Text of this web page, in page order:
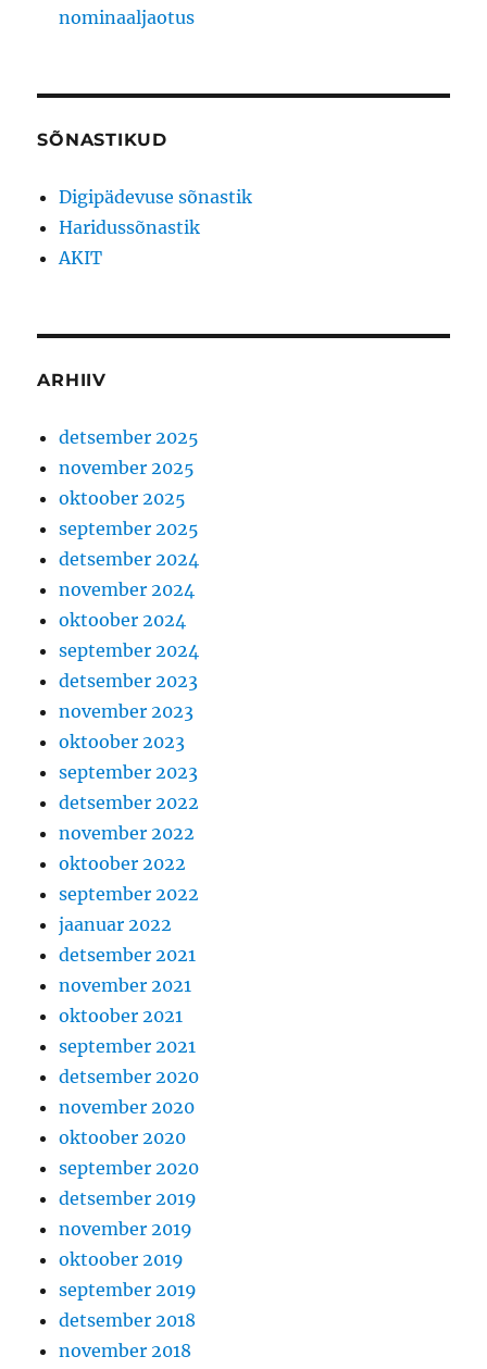
nominaaljaotus
SÕNASTIKUD
Digipädevuse sõnastik
Haridussõnastik
AKIT
ARHIIV
detsember 2025
november 2025
oktoober 2025
september 2025
detsember 2024
november 2024
oktoober 2024
september 2024
detsember 2023
november 2023
oktoober 2023
september 2023
detsember 2022
november 2022
oktoober 2022
september 2022
jaanuar 2022
detsember 2021
november 2021
oktoober 2021
september 2021
detsember 2020
november 2020
oktoober 2020
september 2020
detsember 2019
november 2019
oktoober 2019
september 2019
detsember 2018
november 2018